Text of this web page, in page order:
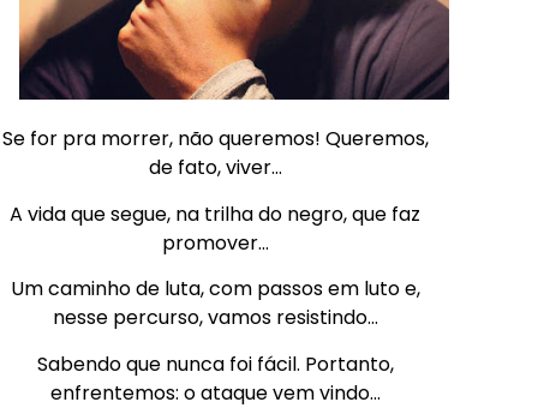
Se for pra morrer, não queremos! Queremos,
de fato, viver…
A vida que segue, na trilha do negro, que faz
promover…
Um caminho de luta, com passos em luto e,
nesse percurso, vamos resistindo…
Sabendo que nunca foi fácil. Portanto,
enfrentemos: o ataque vem vindo…